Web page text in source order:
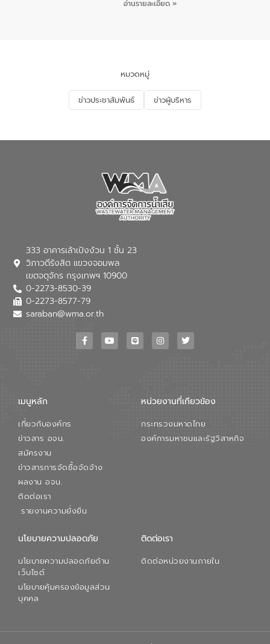
จัดการน้ำเสียและสร้างจิตสำนึกในการ
อนุรักษ์สิ่งแวดล้อม ในหัวข้อ “น้ำเสียชุมชน
และการบำบัดน้ำเสียเบื้องต้น” โดยให้ความรู้
เกี่ยวกับสาเหตุและผลกระทบของน้ำเสีย
ณ เทศบาลตำบลบางเลน จังหวัดนครปฐม
อ่านรายละเอียด »
หมวดหมู่
ข่าวประชาสัมพันธ์ ข่าวผู้บริหาร
333 อาคารเล้าเป้งง้วน 1 ชั้น 23
วิภาวดีรังสิต แขวงจอมพล
เขตจตุจักร กรุงเทพฯ 10900
0-2273-8530-39
0-2273-8577-79
saraban@wma.or.th
เมนูหลัก
เกี่ยวกับองค์กร
ข่าวสาร อจน.
สมัครงาน
ข่าวสารการจัดซื้อจัดจ้าง
ผลงาน อจน.
ติดต่อเรา
รายงานความยั่งยืน
หน่วยงานที่เกียวข้อง
กระทรวงมหาดไทย
องค์การมหาชนและรัฐวิสาหกิจ
นโยบายความปลอดภัย
นโยบายความปลอดภัยด้าน
เว็บไซต์
นโยบายคุ้มครองข้อมูลส่วน
บุคคล
ติดต่อเรา
ติดต่อหน่วยงานภายใน